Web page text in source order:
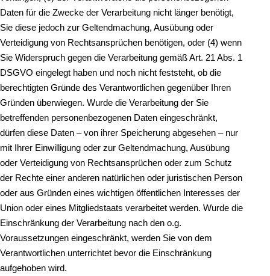
Daten für die Zwecke der Verarbeitung nicht länger benötigt,
Sie diese jedoch zur Geltendmachung, Ausübung oder
Verteidigung von Rechtsansprüchen benötigen, oder (4) wenn
Sie Widerspruch gegen die Verarbeitung gemäß Art. 21 Abs. 1
DSGVO eingelegt haben und noch nicht feststeht, ob die
berechtigten Gründe des Verantwortlichen gegenüber Ihren
Gründen überwiegen. Wurde die Verarbeitung der Sie
betreffenden personenbezogenen Daten eingeschränkt,
dürfen diese Daten – von ihrer Speicherung abgesehen – nur
mit Ihrer Einwilligung oder zur Geltendmachung, Ausübung
oder Verteidigung von Rechtsansprüchen oder zum Schutz
der Rechte einer anderen natürlichen oder juristischen Person
oder aus Gründen eines wichtigen öffentlichen Interesses der
Union oder eines Mitgliedstaats verarbeitet werden. Wurde die
Einschränkung der Verarbeitung nach den o.g.
Voraussetzungen eingeschränkt, werden Sie von dem
Verantwortlichen unterrichtet bevor die Einschränkung
aufgehoben wird.